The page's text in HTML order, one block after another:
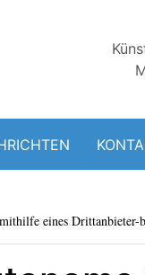
eines Drittanbieter-